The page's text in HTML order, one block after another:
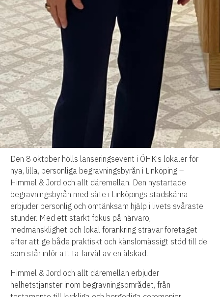
Den 8 oktober hölls lanseringsevent i ÖHK:s lokaler för
nya, lilla, personliga begravningsbyrån i Linköping –
Himmel & Jord och allt däremellan. Den nystartade
begravningsbyrån med säte i Linköpings stadskärna
erbjuder personlig och omtänksam hjälp i livets svåraste
stunder. Med ett starkt fokus på närvaro,
medmänsklighet och lokal förankring strävar företaget
efter att ge både praktiskt och känslomässigt stöd till de
som står inför att ta farväl av en älskad.
Himmel & Jord och allt däremellan erbjuder
helhetstjänster inom begravningsområdet, från